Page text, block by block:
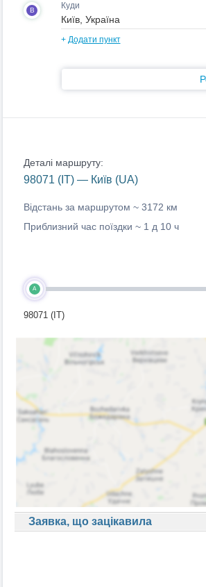
B Куди
+ Додати пункт
Деталі маршруту:
98071 (IT) — Київ (UA)
Відстань за маршрутом ~ 3172 км
Приблизний час поїздки ~ 1 д 10 ч
A
98071 (IT)
Заявка, що зацікавила